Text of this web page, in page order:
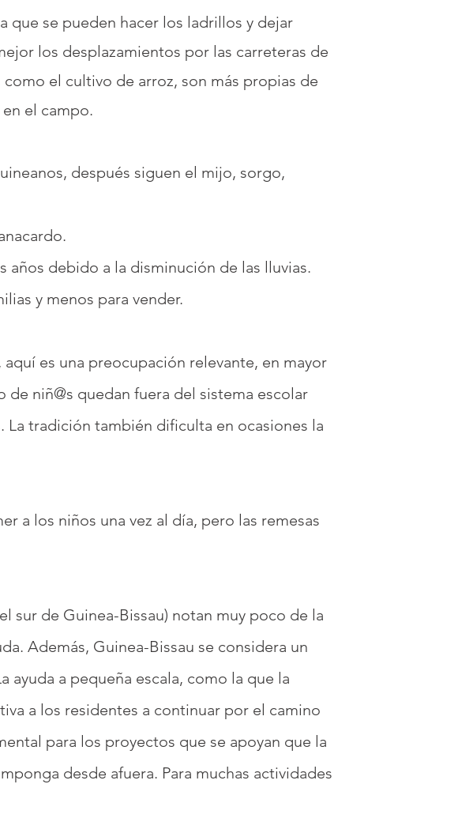
que se pueden hacer los ladrillos y dejar
los desplazamientos por las carreteras de
el cultivo de arroz, son más propias de
el campo.
después siguen el mijo, sorgo,
debido a la disminución de las lluvias.
y menos para vender.
es una preocupación relevante, en mayor
niñ@s quedan fuera del sistema escolar
La tradición también dificulta en ocasiones la
a los niños una vez al día, pero las remesas
sur de Guinea-Bissau) notan muy poco de la
Además, Guinea-Bissau se considera un
a pequeña escala, como la que la
a los residentes a continuar por el camino
para los proyectos que se apoyan que la
desde afuera. Para muchas actividades